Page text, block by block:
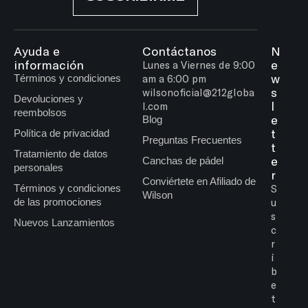
Ayuda e
información
Términos y condiciones
Devoluciones y
reembolsos
Política de privacidad
Tratamiento de datos
personales
Términos y condiciones
de las promociones
Nuevos Lanzamientos
Contáctanos
Lunes a Viernes de 9:00
am a 6:00 pm
wilsonoficial@212globa
l.com
Blog
Preguntas Frecuentes
Canchas de pádel
Conviértete en Afiliado de
Wilson
N
e
w
s
l
e
t
t
e
r
S
u
s
c
r
í
b
e
t